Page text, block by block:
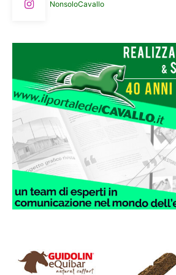
NonsoloCavallo